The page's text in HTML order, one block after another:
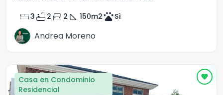
bed3 bathtub 2 directions_car 2 square_foot 150m2petsSì
Andrea Moreno
Casa en Condominio
Residencial